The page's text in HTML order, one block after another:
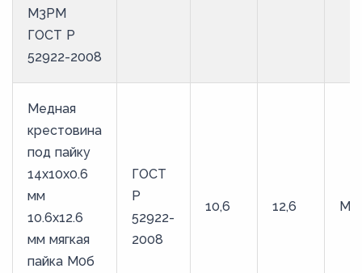
М3РМ
ГОСТ Р
52922-2008
Медная
крестовина
под пайку
14х10х0.6
мм
10.6х12.6
мм мягкая
пайка М0б
ГОСТ
Р
52922-
2008
10,6 12,6